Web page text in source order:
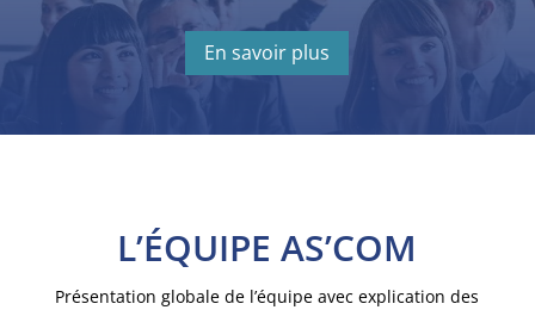
En savoir plus
L’ÉQUIPE AS’COM
Présentation globale de l’équipe avec explication des